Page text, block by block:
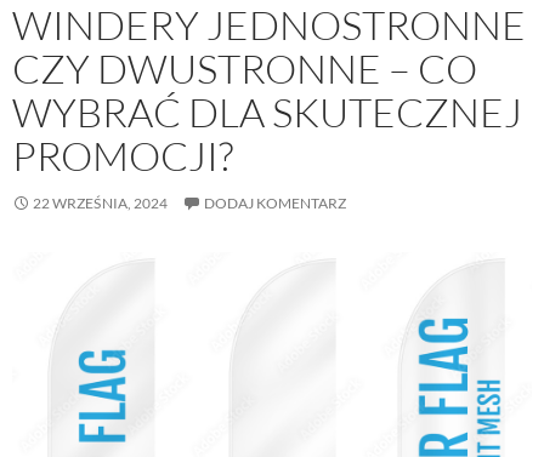
WINDERY JEDNOSTRONNE
CZY DWUSTRONNE – CO
WYBRAĆ DLA SKUTECZNEJ
PROMOCJI?
22 WRZEŚNIA, 2024 DODAJ KOMENTARZ